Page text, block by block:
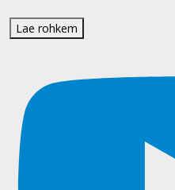
Lae rohkem